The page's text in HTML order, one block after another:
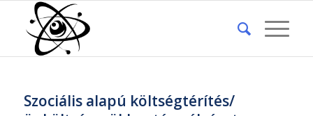
Szociális alapú költségtérítés/